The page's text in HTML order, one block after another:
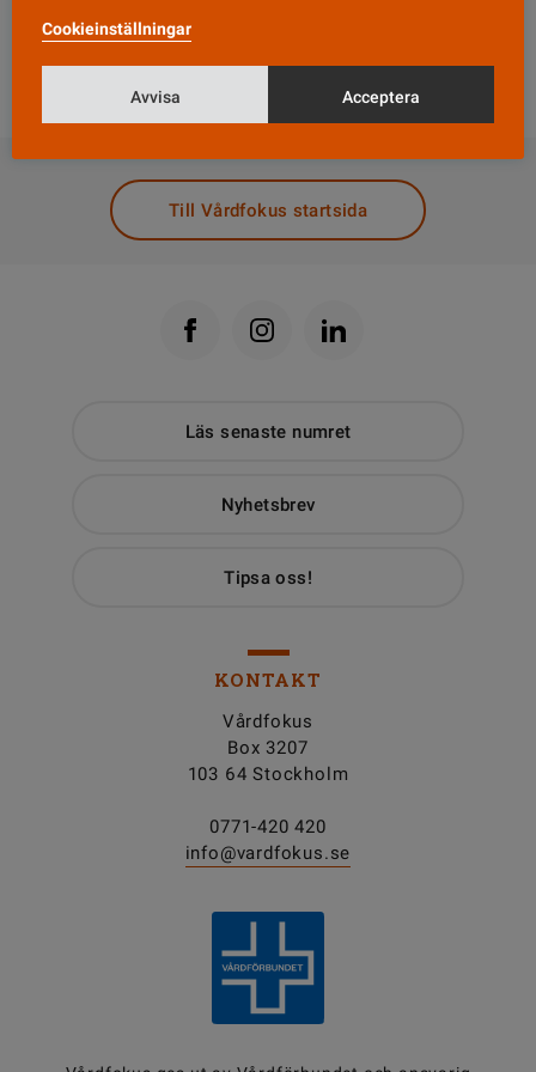
flyktingvård. Där får du också handfasta tips inför
tolksamtalet. ?
Till Vårdfokus startsida
Läs senaste numret
Nyhetsbrev
Tipsa oss!
KONTAKT
Vårdfokus
Box 3207
103 64 Stockholm
0771-420 420
info@vardfokus.se
Cookieinställningar
Avvisa Acceptera